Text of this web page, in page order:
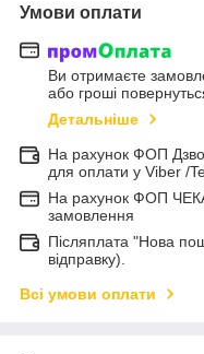
Умови оплати
Ви отримаєте
або гроші
Детальніше
На рахунок ФОП
для оплати у Viber /
На рахунок ФОП
замовлення
Післяплата "Нова
відправку).
Всі умови оплати